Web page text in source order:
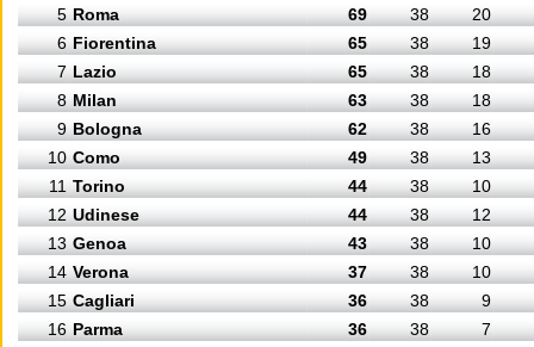
5 Roma 69 38
20
6 Fiorentina 65 38
19
7 Lazio 65 38
18
8 Milan 63 38
18
9 Bologna 62 38
16
10 Como 49 38
13
11 Torino 44 38
10
12 Udinese 44 38
12
13 Genoa 43 38
10
14 Verona 37 38
10
15 Cagliari 36 38
9
16 Parma 36 38
7